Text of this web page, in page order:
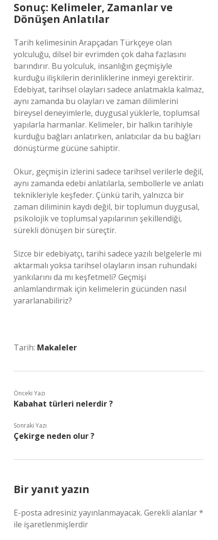
Sonuç: Kelimeler, Zamanlar ve
Dönüşen Anlatılar
Tarih kelimesinin Arapçadan Türkçeye olan
yolculuğu, dilsel bir evrimden çok daha fazlasını
barındırır. Bu yolculuk, insanlığın geçmişiyle
kurduğu ilişkilerin derinliklerine inmeyi gerektirir.
Edebiyat, tarihsel olayları sadece anlatmakla kalmaz,
aynı zamanda bu olayları ve zaman dilimlerini
bireysel deneyimlerle, duygusal yüklerle, toplumsal
yapılarla harmanlar. Kelimeler, bir halkın tarihiyle
kurduğu bağları anlatırken, anlatıcılar da bu bağları
dönüştürme gücüne sahiptir.
Okur, geçmişin izlerini sadece tarihsel verilerle değil,
aynı zamanda edebi anlatılarla, sembollerle ve anlatı
teknikleriyle keşfeder. Çünkü tarih, yalnızca bir
zaman diliminin kaydı değil, bir toplumun duygusal,
psikolojik ve toplumsal yapılarının şekillendiği,
sürekli dönüşen bir süreçtir.
Sizce bir edebiyatçı, tarihi sadece yazılı belgelerle mi
aktarmalı yoksa tarihsel olayların insan ruhundaki
yankılarını da mı keşfetmeli? Geçmişi
anlamlandırmak için kelimelerin gücünden nasıl
yararlanabiliriz?
Tarih: Makaleler
Önceki Yazı
Kabahat türleri nelerdir ?
Sonraki Yazı
Çekirge neden olur ?
Bir yanıt yazın
E-posta adresiniz yayınlanmayacak. Gerekli alanlar*
ile işaretlenmişlerdir